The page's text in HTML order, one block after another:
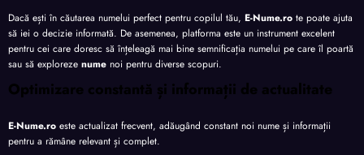
Dacă ești în căutarea numelui perfect pentru copilul tău, E-Nume.ro te poate ajuta
să iei o decizie informată. De asemenea, platforma este un instrument excelent
pentru cei care doresc să înțeleagă mai bine semnificația numelui pe care îl poartă
sau să exploreze nume noi pentru diverse scopuri.
Optimizare constantă și informații de actualitate
E-Nume.ro este actualizat frecvent, adăugând constant noi nume și informații
pentru a rămâne relevant și complet.